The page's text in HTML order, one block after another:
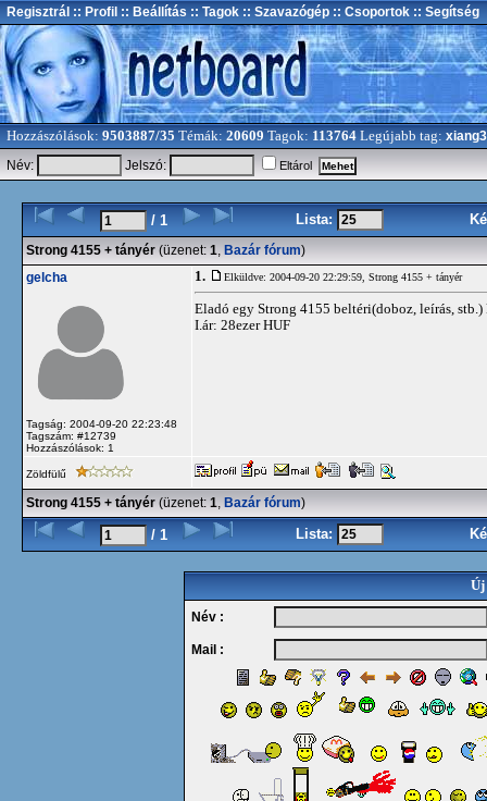
Regisztrál :: Profil :: Beállítás :: Tagok :: Szavazógép :: Csoportok :: Segítség
Hozzászólások: 9503887/35 Témák: 20609 Tagok: 113764 Legújabb tag:
Név:
Jelszó: Eltárol
/ 1 Lista:
Strong 4155 + tányér (üzenet: 1, Bazár fórum)
gelcha
Tagság: 2004-09-20 22:23:48
Tagszám: #12739
Hozzászólások: 1
1. Elküldve: 2004-09-20 22:29:59, Strong 4155 + tányér
Eladó egy Strong 4155 beltéri(doboz, leírás,
I.ár: 28ezer HUF
Zöldfülű
Strong 4155 + tányér (üzenet: 1, Bazár fórum)
/ 1 Lista:
Új
Név :
Mail :